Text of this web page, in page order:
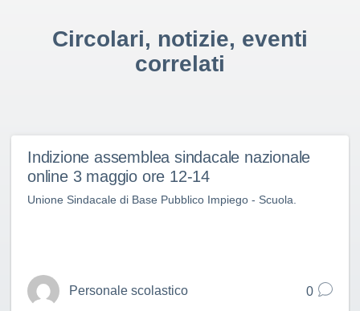
Circolari, notizie, eventi
correlati
Indizione assemblea sindacale nazionale
online 3 maggio ore 12-14
Unione Sindacale di Base Pubblico Impiego - Scuola.
Personale scolastico 0